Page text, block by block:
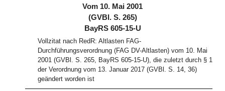
Vom 10. Mai 2001
(GVBl. S. 265)
BayRS 605-15-U
Vollzitat nach RedR: Altlasten FAG-
Durchführungsverordnung (FAG DV-Altlasten) vom 10. Mai
2001 (GVBl. S. 265, BayRS 605-15-U), die zuletzt durch § 1
der Verordnung vom 13. Januar 2017 (GVBl. S. 14, 36)
geändert worden ist